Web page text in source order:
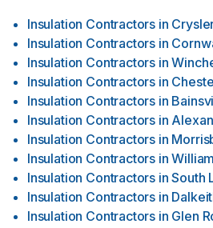
Insulation Contractors in
Insulation Contractors in
Insulation Contractors in
Insulation Contractors in
Insulation Contractors in
Insulation Contractors in
Insulation Contractors in
Insulation Contractors in
Insulation Contractors in South
Insulation Contractors in
Insulation Contractors in Glen